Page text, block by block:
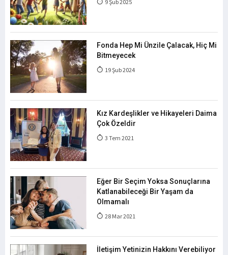
9 Şub 2025
Fonda Hep Mi Ünzile Çalacak, Hiç Mi
Bitmeyecek
19 Şub 2024
Kız Kardeşlikler ve Hikayeleri Daima
Çok Özeldir
3 Tem 2021
Eğer Bir Seçim Yoksa Sonuçlarına
Katlanabileceği Bir Yaşam da
Olmamalı
28 Mar 2021
İletişim Yetinizin Hakkını Verebiliyor